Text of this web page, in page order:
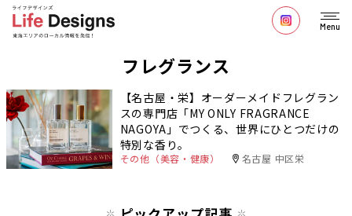
Menu
フレグランス
【名古屋・栄】オーダーメイドフレグラン
スの専門店「MY ONLY FRAGRANCE
NAGOYA」でつくる、世界にひとつだけの
特別な香り。
その他（美容・健康） 名古屋 中区栄